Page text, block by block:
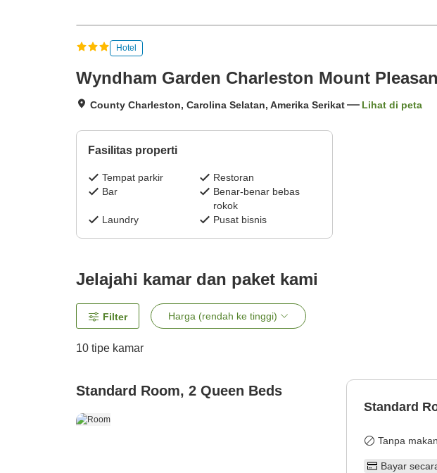
Hotel
Wyndham Garden Charleston Mount
County Charleston, Carolina Selatan, Amerika Serikat Lihat di peta
Fasilitas properti
Tempat parkir
Restoran
Bar
Benar-benar bebas
rokok
Laundry
Pusat bisnis
Jelajahi kamar dan paket kami
Filter Harga (rendah ke tinggi)
10 tipe kamar
Standard Room, 2 Queen Beds
Standard
Tanpa makan
Bayar